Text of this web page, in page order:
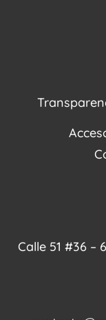
Calle 51 #36 –